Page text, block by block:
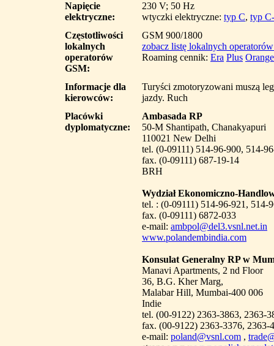
Napięcie
elektryczne:
230 V; 50 Hz
wtyczki elektryczne: typ C, typ
Częstotliwości
lokalnych
operatorów
GSM:
GSM 900/1800
zobacz listę lokalnych
Roaming cennik: Era Plus Orange
Informacje dla
kierowców:
Turyści zmotoryzowani muszą
jazdy. Ruch
Placówki
dyplomatyczne:
Ambasada RP
50-M Shantipath, Chanakyapuri
110021 New Delhi
tel. (0-09111) 514-96-900, 514-
fax. (0-09111) 687-19-14
BRH
Wydział Ekonomiczno-
tel. : (0-09111) 514-96-921, 514-
fax. (0-09111) 6872-033
e-mail: ambpol@del3.vsnl.net.in
www.polandembindia.com
Konsulat Generalny RP w
Manavi Apartments, 2 nd Floor
36, B.G. Kher Marg,
Malabar Hill, Mumbai-400 006
Indie
tel. (00-9122) 2363-3863, 2363-
fax. (00-9122) 2363-3376, 2363-
e-mail: poland@vsnl.com ,